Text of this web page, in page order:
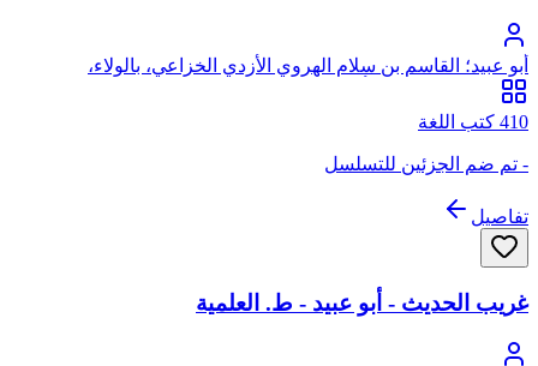
أبو عبيد؛ القاسم بن سلام الهروي الأزدي الخزاعي، بالولاء،
الخراساني البغدادي، أبو عبيد
410 كتب اللغة
- تم ضم الجزئين للتسلسل
تفاصيل
غريب الحديث - أبو عبيد - ط. العلمية